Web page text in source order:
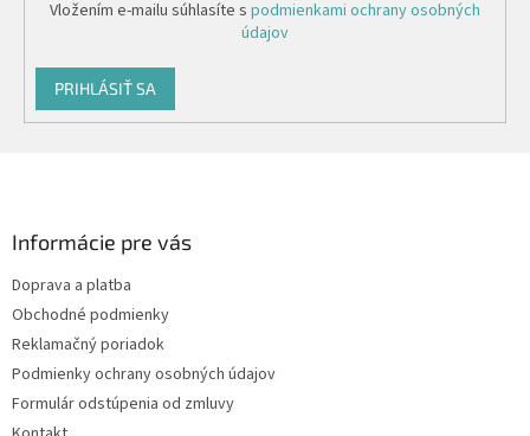
Vložením e-mailu súhlasíte s podmienkami ochrany osobných
údajov
PRIHLÁSIŤ SA
Informácie pre vás
Doprava a platba
Obchodné podmienky
Reklamačný poriadok
Podmienky ochrany osobných údajov
Formulár odstúpenia od zmluvy